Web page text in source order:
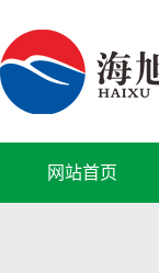
网站首页